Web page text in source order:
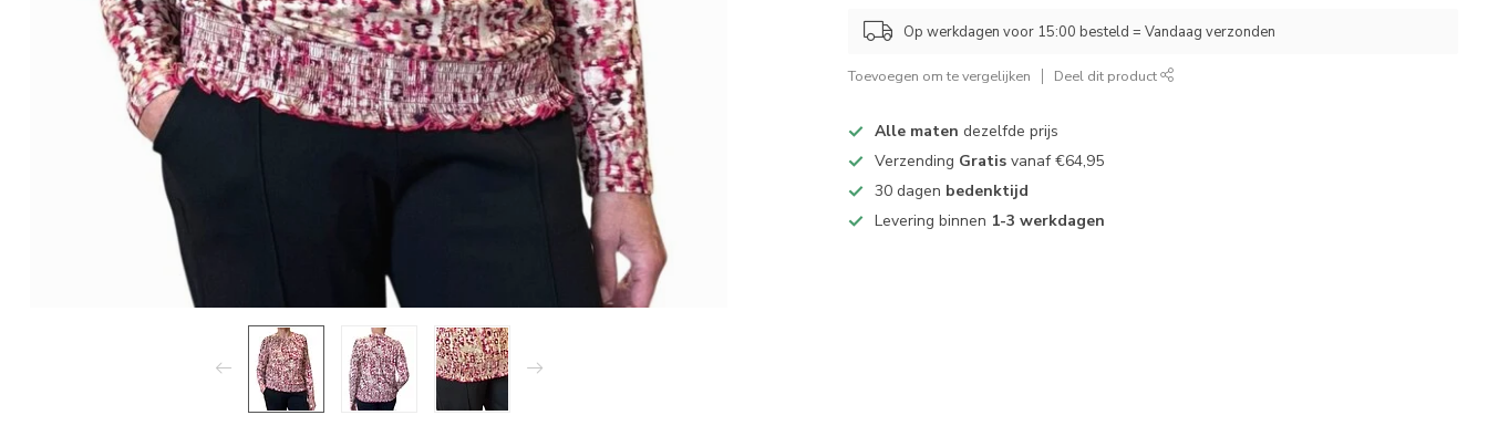
Op werkdagen voor 15:00 besteld = Vandaag verzonden
Toevoegen om te vergelijken Deel dit product
Alle maten dezelfde prijs
Verzending Gratis vanaf €64,95
30 dagen bedenktijd
Levering binnen 1-3 werkdagen